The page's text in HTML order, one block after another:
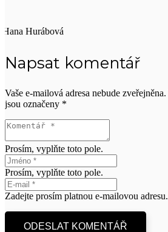
Hana Hurábová
Napsat komentář
Vaše e-mailová adresa nebude zveřejněna.
jsou označeny *
Prosím, vyplňte toto pole.
Prosím, vyplňte toto pole.
Zadejte prosím platnou e-mailovou adresu.
ODESLAT KOMENTÁŘ